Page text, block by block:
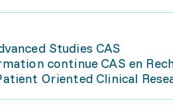
Studies CAS
continue CAS en
Oriented Clinical